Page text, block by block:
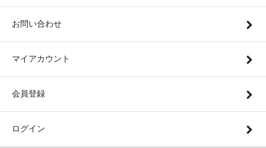
お問い合わせ
マイアカウント
会員登録
ログイン